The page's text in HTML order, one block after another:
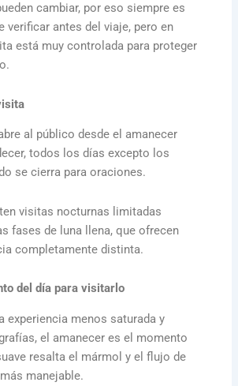
cambiar, por eso siempre es
verificar antes del viaje, pero en
está muy controlada para proteger
al público desde el amanecer
todos los días excepto los
se cierra para oraciones.
visitas nocturnas limitadas
fases de luna llena, que ofrecen
completamente distinta.
del día para visitarlo
experiencia menos saturada y
el amanecer es el momento
resalta el mármol y el flujo de
manejable.